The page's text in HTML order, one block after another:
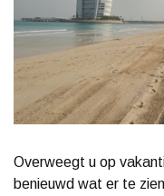
Overweegt u op
benieuwd wat er te